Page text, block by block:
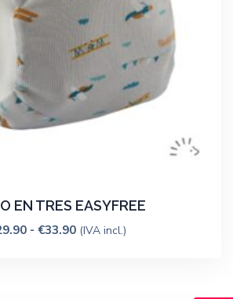
EN TRES EASYFREE
- €33.90 (IVA incl.)